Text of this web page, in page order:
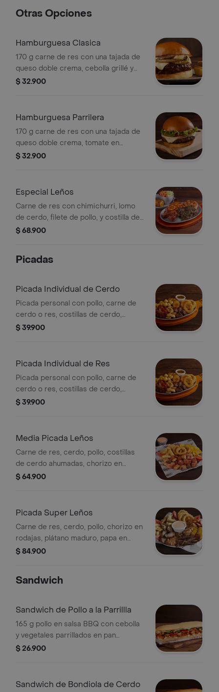
Otras Opciones
Hamburguesa Clasica
170 g carne de res con una tajada de
queso doble crema, cebolla grillé y
salsa BBQ en pan brioche.
$ 32.900
Hamburguesa Parrilera
170 g carne de res con una tajada de
queso doble crema, tomate en
rodajas, cebolla en rodajas, lechuga y
$ 32.900
Especial Leños
Carne de res con chimichurri, lomo
de cerdo, filete de pollo, y costilla de
cerdo ahumada. Incluye 2
$ 68.900
Picadas
Picada Individual de Cerdo
Picada personal con pollo, carne de
cerdo o res, costillas de cerdo,
plátano maduro, papa criolla y anillos
$ 39.900
Picada Individual de Res
Picada personal con pollo, carne de
cerdo o res, costillas de cerdo,
plátano maduro, papa criolla y anillos
$ 39.900
Media Picada Leños
Carne de res, cerdo, pollo, costillas
de cerdo ahumadas, chorizo en
rodajas, monedas de plátano, papa en
$ 64.900
Picada Super Leños
Carne de res, cerdo, pollo, chorizo en
rodajas, plátano maduro, papa en
cascos, anillos de cebolla, 2 arepas
$ 84.900
Sandwich
Sandwich de Pollo a la Parrillla
165 g pollo en salsa BBQ con cebolla
y vegetales parrillados en pan
horneado.
$ 26.900
Sandwich de Bondiola de Cerdo